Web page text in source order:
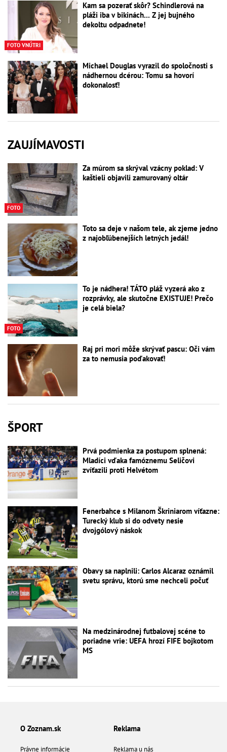
FOTO VNÚTRI
Kam sa pozerať skôr? Schindlerová na
pláži iba v bikinách... Z jej bujného
dekoltu odpadnete!
Michael Douglas vyrazil do spoločnosti s
nádhernou dcérou: Tomu sa hovorí
dokonalosť!
ZAUJÍMAVOSTI
FOTO
Za múrom sa skrýval vzácny poklad: V
kaštieli objavili zamurovaný oltár
Toto sa deje v našom tele, ak zjeme jedno
z najobľúbenejších letných jedál!
FOTO
To je nádhera! TÁTO pláž vyzerá ako z
rozprávky, ale skutočne EXISTUJE! Prečo
je celá biela?
Raj pri mori môže skrývať pascu: Oči vám
za to nemusia poďakovať!
ŠPORT
Prvá podmienka za postupom splnená:
Mladíci vďaka famóznemu Seličovi
zvíťazili proti Helvétom
Fenerbahce s Milanom Škriniarom víťazne:
Turecký klub si do odvety nesie
dvojgólový náskok
Obavy sa naplnili: Carlos Alcaraz oznámil
svetu správu, ktorú sme nechceli počuť
Na medzinárodnej futbalovej scéne to
poriadne vrie: UEFA hrozí FIFE bojkotom
MS
O Zoznam.sk
Právne informácie
Reklama
Reklama u nás